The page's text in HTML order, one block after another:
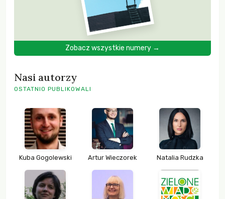
Zobacz wszystkie numery →
Nasi autorzy
OSTATNIO PUBLIKOWALI
Kuba Gogolewski Artur Wieczorek Natalia Rudzka